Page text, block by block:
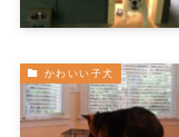
かわいい子犬